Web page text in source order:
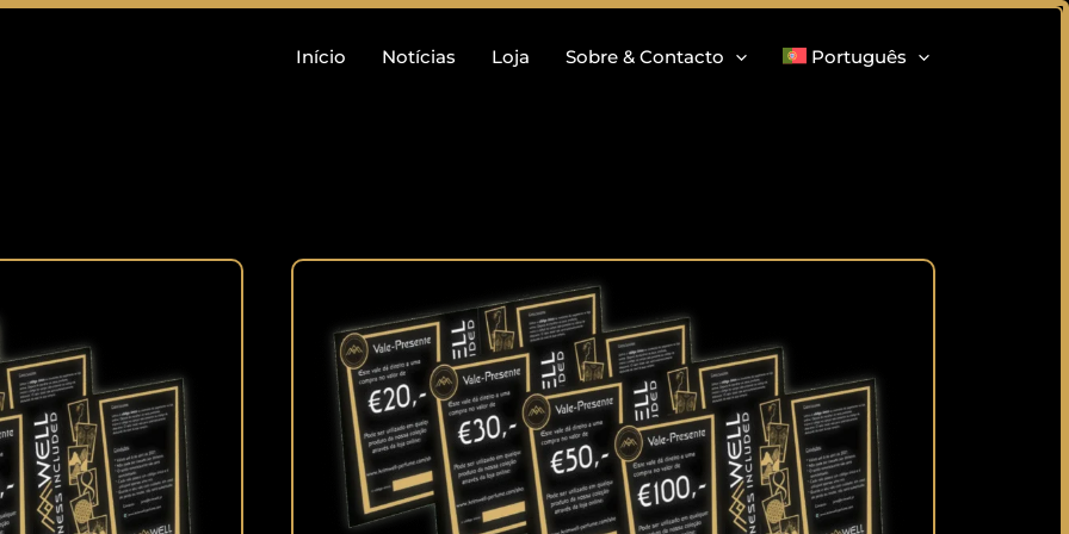
Início Notícias Loja Sobre & Contacto Português